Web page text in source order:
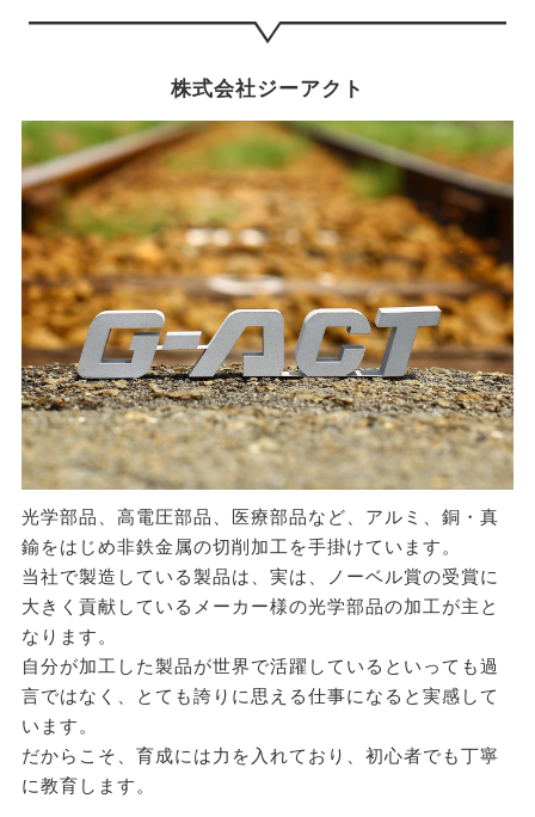
正社員
/ 勤務時間（勤務体系） /
※平均残業時間月４時間
/ 待遇・福利厚生 /
■作業着支給
■給食代半額補助
■社員旅行は全額負担
■食事会等一部負担
■セミナー、勉強会、各種研修全額負担
■産休・育休制度（実績あり）
■忘年会・社員旅行・歓送迎会・レクリエーション（パタ
ーゴルフ大会・ボーリング大会・BBQ）
■退職金制度あり
/ 加入保険 /
社会保険完備（労災保険、雇用保険、健康保険、厚生年
金保険）
/ 休日・休暇 /
土曜日、日曜日、年末年始、ｺﾞｰﾙﾃﾞﾝｳｲｰｸ、夏期休暇
/ 必要資格・免許等 /
普通自動車免許（ＡＴ限定可）
株式会社ジーアクト
光学部品、高電圧部品、医療部品など、アルミ、銅・真
鍮をはじめ非鉄金属の切削加工を手掛けています。
当社で製造している製品は、実は、ノーベル賞の受賞に
大きく貢献しているメーカー様の光学部品の加工が主と
なります。
自分が加工した製品が世界で活躍しているといっても過
言ではなく、とても誇りに思える仕事になると実感して
います。
だからこそ、育成には力を入れており、初心者でも丁寧
に教育します。